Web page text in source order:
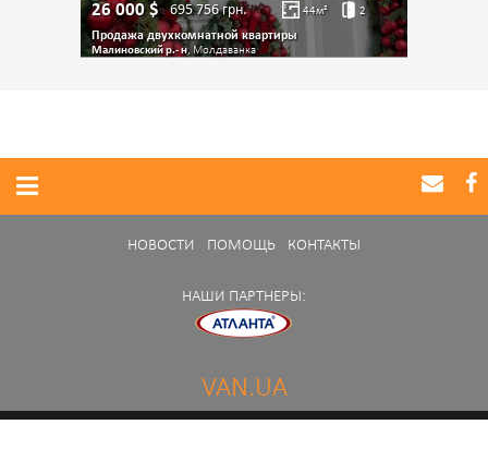
26 000$ 695 756грн. 44м² 2
Продажа двухкомнатной квартиры
Малиновский р.- н, Молдаванка
НОВОСТИ ПОМОЩЬ КОНТАКТЫ
НАШИ ПАРТНЕРЫ:
VAN.UA